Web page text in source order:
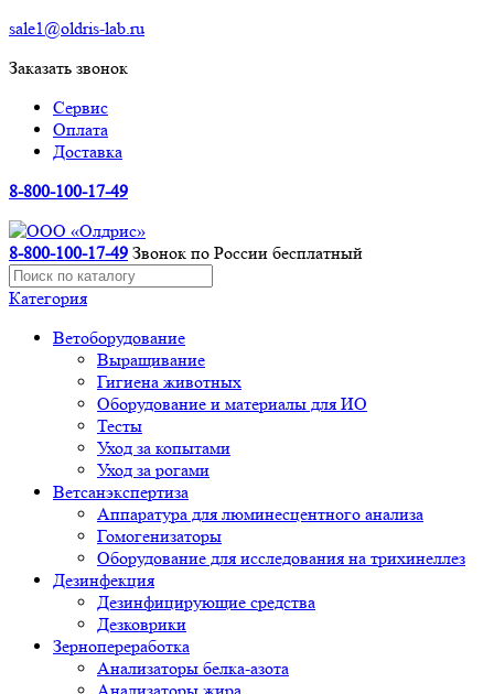
sale1@oldris-lab.ru
Заказать звонок
Сервис
Оплата
Доставка
8-800-100-17-49
8-800-100-17-49 Звонок по России бесплатный
Категория
Ветоборудование
Выращивание
Гигиена животных
Оборудование и материалы для ИО
Тесты
Уход за копытами
Уход за рогами
Ветсанэкспертиза
Аппаратура для люминесцентного анализа
Гомогенизаторы
Оборудование для исследования на трихинеллез
Дезинфекция
Дезинфицирующие средства
Дезковрики
Зернопереработка
Анализаторы белка-азота